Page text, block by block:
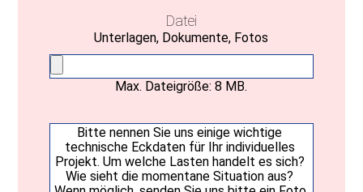
Datei
Unterlagen, Dokumente, Fotos
Max. Dateigröße: 8 MB.
Ihre
Nachricht(erforderlich)